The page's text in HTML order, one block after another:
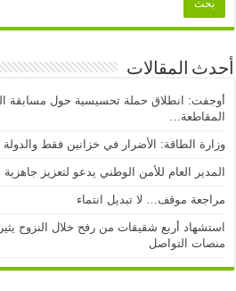
أحدث المقالات
أوجفت: انطلاق حملة تحسيسية حول مسابقة
المقاطعة…
وزارة الطاقة: الأضرار في خزانين فقط والدولة
المدير العام للأمن الوطني يدعو لتعزيز
مراجعة موقف… لا تبديل انتماء
استشهاد أربع شقيقات من رفح خلال النزوح
منصات التواصل